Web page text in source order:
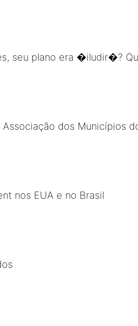
seu plano era �iludir�?
dos Municípios
nos EUA e no Brasil